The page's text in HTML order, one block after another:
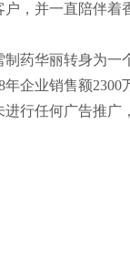
，并一直陪伴
药华丽转身为
企业销售额2300
行任何广告推